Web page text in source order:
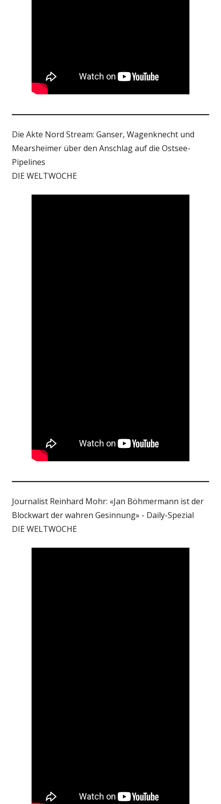
Die Akte Nord Stream: Ganser, Wagenknecht und
Mearsheimer über den Anschlag auf die Ostsee-
Pipelines
DIE WELTWOCHE
Journalist Reinhard Mohr: «Jan Böhmermann ist der
Blockwart der wahren Gesinnung» - Daily-Spezial
DIE WELTWOCHE